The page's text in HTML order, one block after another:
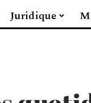
Juridique